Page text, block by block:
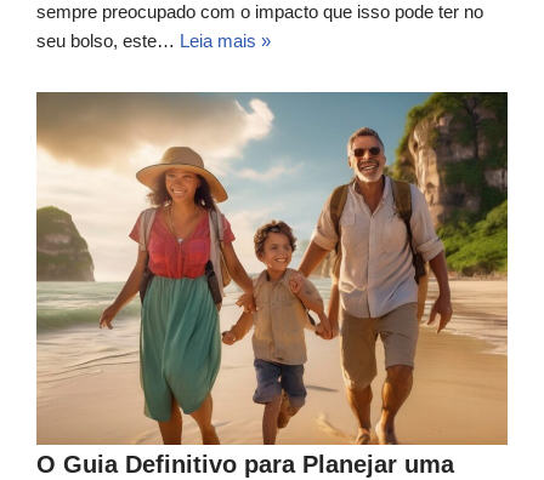
sempre preocupado com o impacto que isso pode ter no
seu bolso, este… Leia mais »
O Guia Definitivo para Planejar uma